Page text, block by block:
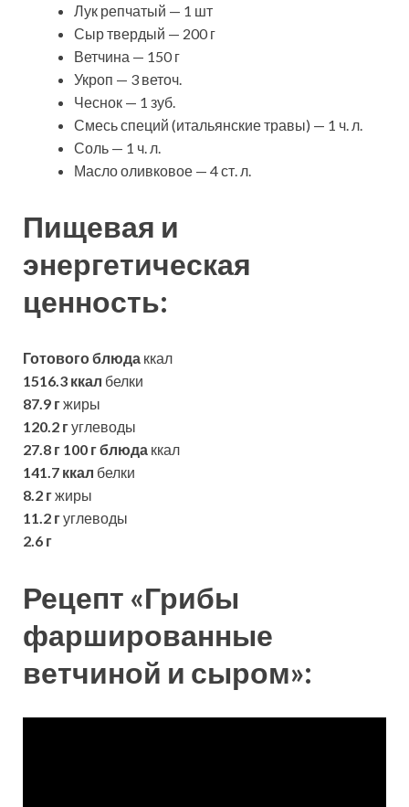
Лук репчатый — 1 шт
Сыр твердый — 200 г
Ветчина — 150 г
Укроп — 3 веточ.
Чеснок — 1 зуб.
Смесь специй (итальянские травы) — 1 ч. л.
Соль — 1 ч. л.
Масло оливковое — 4 ст. л.
Пищевая и
энергетическая
ценность:
Готового блюда ккал
1516.3 ккал белки
87.9 гжиры
120.2 гуглеводы
27.8 г 100 г блюда ккал
141.7 ккал белки
8.2 гжиры
11.2 гуглеводы
2.6 г
Рецепт «Грибы
фаршированные
ветчиной и сыром»: